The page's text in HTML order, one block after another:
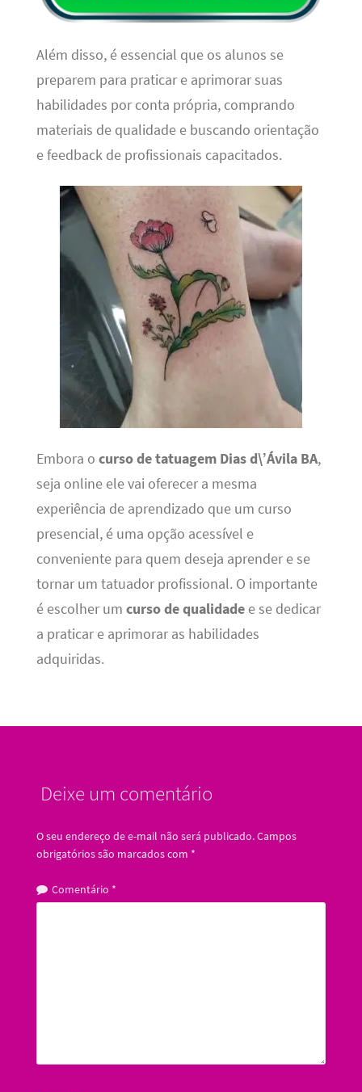
Além disso, é essencial que os alunos se
preparem para praticar e aprimorar suas
habilidades por conta própria, comprando
materiais de qualidade e buscando orientação
e feedback de profissionais capacitados.
Embora o curso de tatuagem Dias d\’Ávila BA,
seja online ele vai oferecer a mesma
experiência de aprendizado que um curso
presencial, é uma opção acessível e
conveniente para quem deseja aprender e se
tornar um tatuador profissional. O importante
é escolher um curso de qualidadee se dedicar
a praticar e aprimorar as habilidades
adquiridas.
Deixe um comentário
O seu endereço de e-mail não será publicado.Campos
obrigatórios são marcados com *
Comentário *